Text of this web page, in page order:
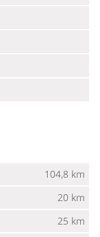
104,8 km
20 km
25 km